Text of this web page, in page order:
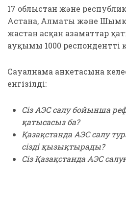
17 облыстан және
Астана, Алматы және
жастан асқан азаматтар
ауқымы 1000
Сауалнама анкетасына
енгізілді:
Сіз АЭС салу бойынша
қатысасыз ба?
Қазақстанда АЭС салу
сізді қызықтырады?
Сіз Қазақстанда АЭС